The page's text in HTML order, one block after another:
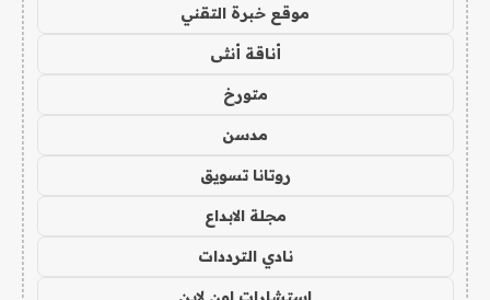
موقع خبرة التقني
أناقة أنثى
متورخ
مدسن
روتانا تسويق
مجلة الابداع
نادي الترددات